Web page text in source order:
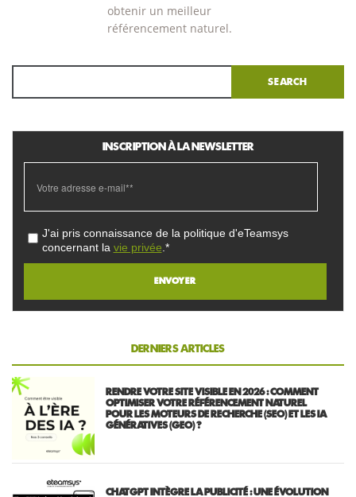
obtenir un meilleur
référencement naturel.
Search
INSCRIPTION À LA NEWSLETTER
J'ai pris connaissance de la politique d'eTeamsys
concernant la vie privée .*
DERNIERS ARTICLES
RENDRE VOTRE SITE VISIBLE EN 2026 : COMMENT
OPTIMISER VOTRE RÉFÉRENCEMENT NATUREL
POUR LES MOTEURS DE RECHERCHE (SEO) ET LES IA
GÉNÉRATIVES (GEO) ?
CHATGPT INTÈGRE LA PUBLICITÉ : UNE ÉVOLUTION